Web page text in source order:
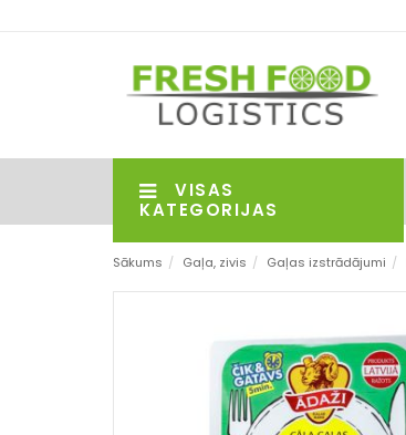
VISAS
KATEGORIJAS
Sākums / Gaļa, zivis / Gaļas izstrādājumi /